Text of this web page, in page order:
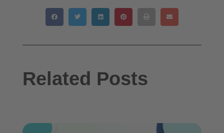
Related Posts